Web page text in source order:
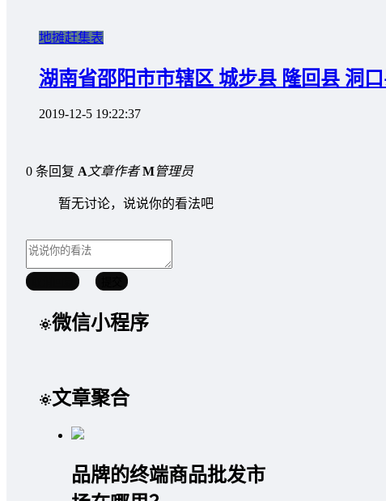
地摊赶集表
湖南省邵阳市市辖区 城步县 隆回县 洞
2019-12-5 19:22:37
0 条回复 A 文章作者 M管理员
暂无讨论，说说你的看法吧
微信小程序
文章聚合
品牌的终端商品批发市